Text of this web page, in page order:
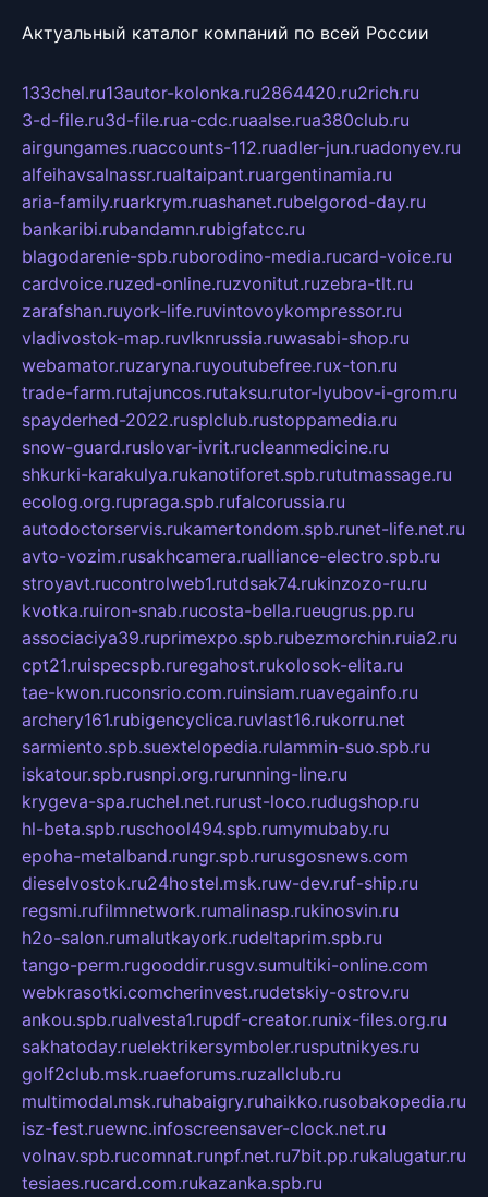
Актуальный каталог компаний по всей России
133chel.ru13autor-kolonka.ru2864420.ru2rich.ru
3-d-file.ru3d-file.rua-cdc.ruaalse.rua380club.ru
airgungames.ruaccounts-112.ruadler-jun.ruadonyev.ru
alfeihavsalnassr.rualtaipant.ruargentinamia.ru
aria-family.ruarkrym.ruashanet.rubelgorod-day.ru
bankaribi.rubandamn.rubigfatcc.ru
blagodarenie-spb.ruborodino-media.rucard-voice.ru
cardvoice.ruzed-online.ruzvonitut.ruzebra-tlt.ru
zarafshan.ruyork-life.ruvintovoykompressor.ru
vladivostok-map.ruvlknrussia.ruwasabi-shop.ru
webamator.ruzaryna.ruyoutubefree.rux-ton.ru
trade-farm.rutajuncos.rutaksu.rutor-lyubov-i-grom.ru
spayderhed-2022.rusplclub.rustoppamedia.ru
snow-guard.ruslovar-ivrit.rucleanmedicine.ru
shkurki-karakulya.rukanotiforet.spb.rututmassage.ru
ecolog.org.rupraga.spb.rufalcorussia.ru
autodoctorservis.rukamertondom.spb.runet-life.net.ru
avto-vozim.rusakhcamera.rualliance-electro.spb.ru
stroyavt.rucontrolweb1.rutdsak74.rukinzozo-ru.ru
kvotka.ruiron-snab.rucosta-bella.rueugrus.pp.ru
associaciya39.ruprimexpo.spb.rubezmorchin.ruia2.ru
cpt21.ruispecspb.ruregahost.rukolosok-elita.ru
tae-kwon.ruconsrio.com.ruinsiam.ruavegainfo.ru
archery161.rubigencyclica.ruvlast16.rukorru.net
sarmiento.spb.suextelopedia.rulammin-suo.spb.ru
iskatour.spb.rusnpi.org.rurunning-line.ru
krygeva-spa.ruchel.net.rurust-loco.rudugshop.ru
hl-beta.spb.ruschool494.spb.rumymubaby.ru
epoha-metalband.rungr.spb.rurusgosnews.com
dieselvostok.ru24hostel.msk.ruw-dev.ruf-ship.ru
regsmi.rufilmnetwork.rumalinasp.rukinosvin.ru
h2o-salon.rumalutkayork.rudeltaprim.spb.ru
tango-perm.rugooddir.rusgv.sumultiki-online.com
webkrasotki.comcherinvest.rudetskiy-ostrov.ru
ankou.spb.rualvesta1.rupdf-creator.runix-files.org.ru
sakhatoday.ruelektrikersymboler.rusputnikyes.ru
golf2club.msk.ruaeforums.ruzallclub.ru
multimodal.msk.ruhabaigry.ruhaikko.rusobakopedia.ru
isz-fest.ruewnc.infoscreensaver-clock.net.ru
volnav.spb.rucomnat.runpf.net.ru7bit.pp.rukalugatur.ru
tesiaes.rucard.com.rukazanka.spb.ru